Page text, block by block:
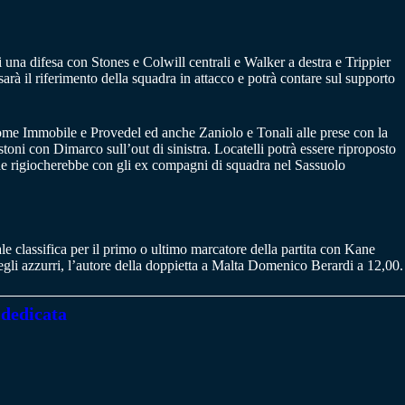
difesa con Stones e Colwill centrali e Walker a destra e Trippier
il riferimento della squadra in attacco e potrà contare sul supporto
Immobile e Provedel ed anche Zaniolo e Tonali alle prese con la
con Dimarco sull’out di sinistra. Locatelli potrà essere riproposto
con gli ex compagni di squadra nel Sassuolo
classifica per il primo o ultimo marcatore della partita con Kane
azzurri, l’autore della doppietta a Malta Domenico Berardi a 12,00.